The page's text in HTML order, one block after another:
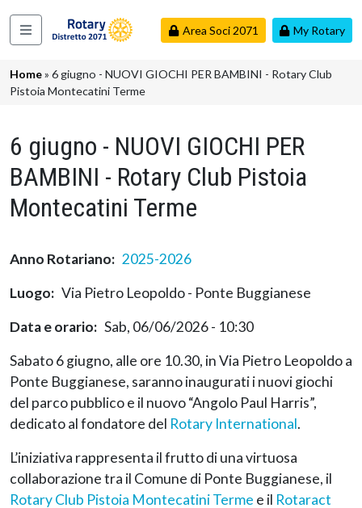
Area Soci 2071 My Rotary
Navigazione principale
Briciole di pane
Home
6 giugno - NUOVI GIOCHI PER BAMBINI - Rotary Club
Pistoia Montecatini Terme
6 giugno - NUOVI GIOCHI PER
BAMBINI - Rotary Club Pistoia
Montecatini Terme
Anno Rotariano
2025-2026
Luogo
Via Pietro Leopoldo - Ponte Buggianese
Data e orario
Sab, 06/06/2026 - 10:30
Sabato 6 giugno, alle ore 10.30, in Via Pietro Leopoldo a
Ponte Buggianese, saranno inaugurati i nuovi giochi
del parco pubblico e il nuovo “Angolo Paul Harris”,
dedicato al fondatore del Rotary International.
L’iniziativa rappresenta il frutto di una virtuosa
collaborazione tra il Comune di Ponte Buggianese, il
Rotary Club Pistoia Montecatini Terme e il Rotaract